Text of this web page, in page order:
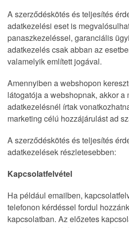
A szerződéskötés és teljesítés
adatkezelési eset is
panaszkezeléssel, garanciális
adatkezelés csak abban az
valamelyik említett jogával.
Amennyiben a webshopon
látogatója a webshopnak, akkor a
adatkezelésnél írtak
marketing célú hozzájárulást ad
A szerződéskötés és teljesítés
adatkezelések részletesebben:
Kapcsolatfelvétel
Ha például emailben,
telefonon kérdéssel fordul
kapcsolatban. Az előzetes